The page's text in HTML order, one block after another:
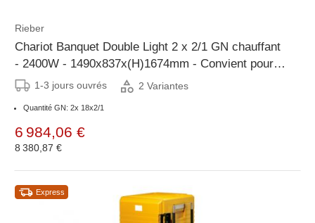
Rieber
Chariot Banquet Double Light 2 x 2/1 GN chauffant
- 2400W - 1490x837x(H)1674mm - Convient pour
11 ou 18 grilles GN2/1
1-3 jours ouvrés 2 Variantes
Quantité GN: 2x 18x2/1
6 984,06 €
8 380,87 €
Express